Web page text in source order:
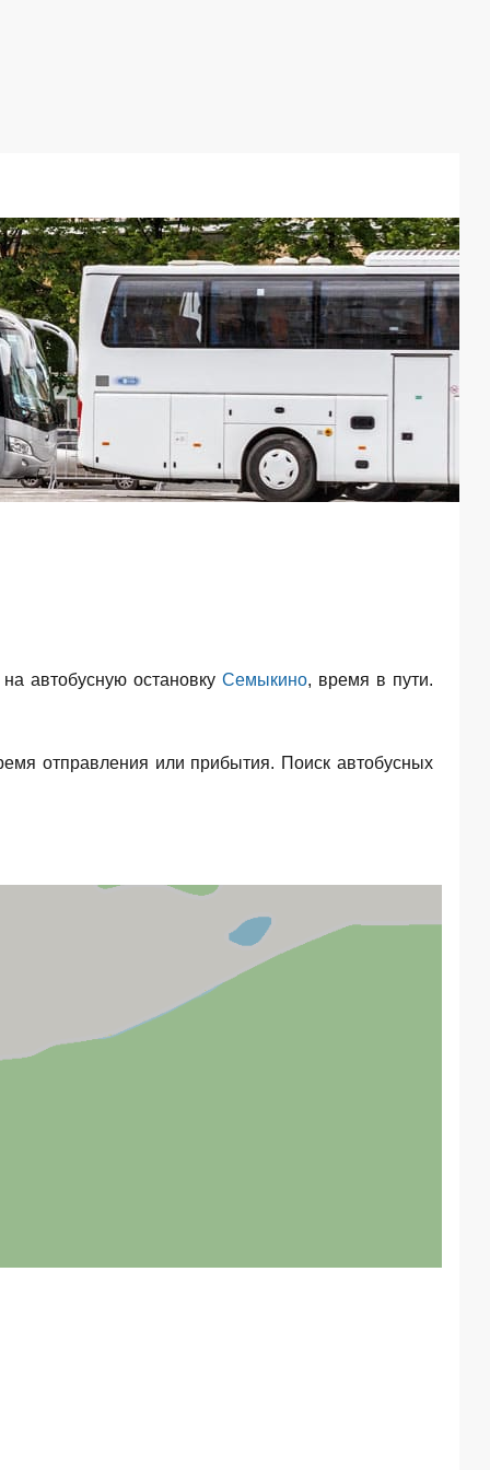
автобусную остановку Семыкино, время в пути.
отправления или прибытия. Поиск автобусных